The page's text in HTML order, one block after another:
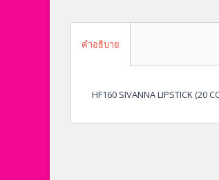
คำอธิบาย
HF160 SIVANNA LIPSTICK (20